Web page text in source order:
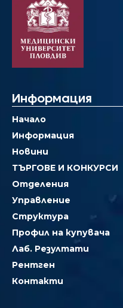
Информация
Начало
Информация
Новини
ТЪРГОВЕ И КОНКУРСИ
Отделения
Управление
Структура
Профил на купувача
Лаб. Резултати
Рентген
Контакти